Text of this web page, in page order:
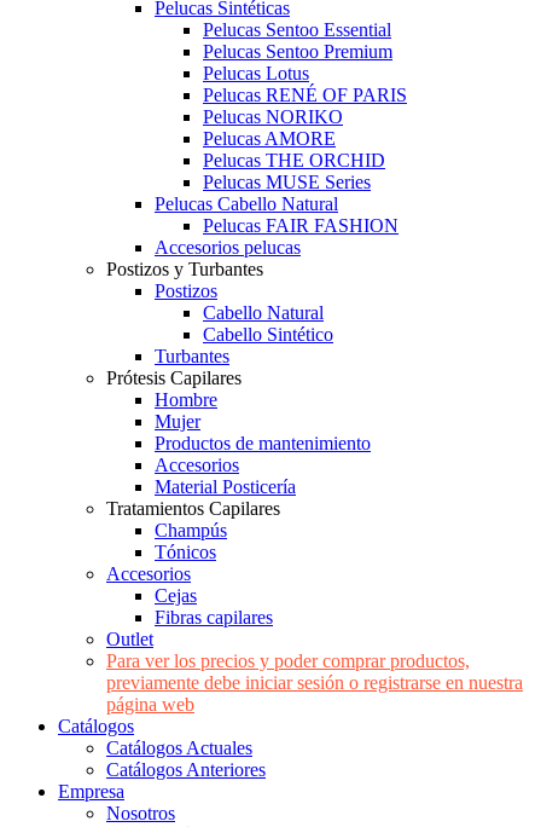
Pelucas Sintéticas
Pelucas Sentoo Essential
Pelucas Sentoo Premium
Pelucas Lotus
Pelucas RENÉ OF PARIS
Pelucas NORIKO
Pelucas AMORE
Pelucas THE ORCHID
Pelucas MUSE Series
Pelucas Cabello Natural
Pelucas FAIR FASHION
Accesorios pelucas
Postizos y Turbantes
Postizos
Cabello Natural
Cabello Sintético
Turbantes
Prótesis Capilares
Hombre
Mujer
Productos de mantenimiento
Accesorios
Material Posticería
Tratamientos Capilares
Champús
Tónicos
Accesorios
Cejas
Fibras capilares
Outlet
Para ver los precios y poder comprar productos,
previamente debe iniciar sesión o registrarse en nuestra
página web
Catálogos
Catálogos Actuales
Catálogos Anteriores
Empresa
Nosotros